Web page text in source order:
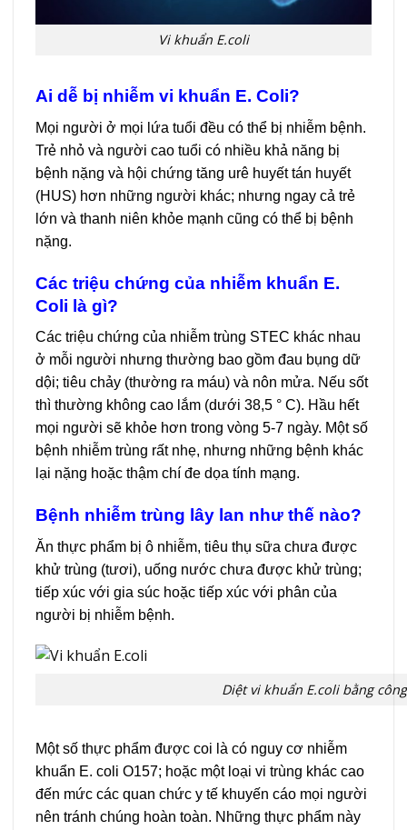
Vi khuẩn E.coli
Ai dễ bị nhiễm vi khuẩn E. Coli?
Mọi người ở mọi lứa tuổi đều có thể bị nhiễm bệnh.
Trẻ nhỏ và người cao tuổi có nhiều khả năng bị
bệnh nặng và hội chứng tăng urê huyết tán huyết
(HUS) hơn những người khác; nhưng ngay cả trẻ
lớn và thanh niên khỏe mạnh cũng có thể bị bệnh
nặng.
Các triệu chứng của nhiễm khuẩn E.
Coli là gì?
Các triệu chứng của nhiễm trùng STEC khác nhau
ở mỗi người nhưng thường bao gồm đau bụng dữ
dội; tiêu chảy (thường ra máu) và nôn mửa. Nếu sốt
thì thường không cao lắm (dưới 38,5 ° C). Hầu hết
mọi người sẽ khỏe hơn trong vòng 5-7 ngày. Một số
bệnh nhiễm trùng rất nhẹ, nhưng những bệnh khác
lại nặng hoặc thậm chí đe dọa tính mạng.
Bệnh nhiễm trùng lây lan như thế nào?
Ăn thực phẩm bị ô nhiễm, tiêu thụ sữa chưa được
khử trùng (tươi), uống nước chưa được khử trùng;
tiếp xúc với gia súc hoặc tiếp xúc với phân của
người bị nhiễm bệnh.
Diệt vi khuẩn E.coli bằng
Một số thực phẩm được coi là có nguy cơ nhiễm
khuẩn E. coli O157; hoặc một loại vi trùng khác cao
đến mức các quan chức y tế khuyến cáo mọi người
nên tránh chúng hoàn toàn. Những thực phẩm này